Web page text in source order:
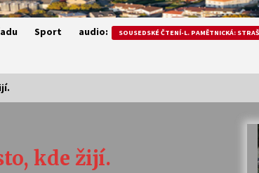
Sport audio: SOUSEDSKÉ ČTENÍ-L. PAMĚTNICKÁ:
Stávám se kapkou
30. 7. 2026
kde žijí.